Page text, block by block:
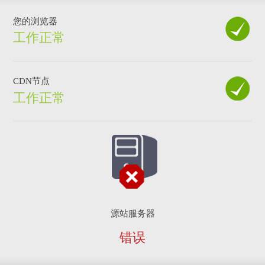
您的浏览器
工作正常
CDN节点
工作正常
源站服务器
错误